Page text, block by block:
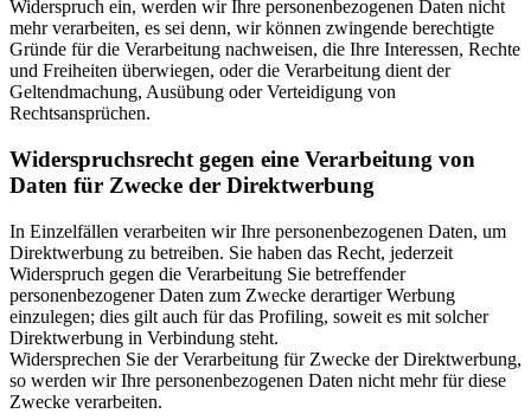
Widerspruch ein, werden wir Ihre personenbezogenen Daten nicht
mehr verarbeiten, es sei denn, wir können zwingende berechtigte
Gründe für die Verarbeitung nachweisen, die Ihre Interessen, Rechte
und Freiheiten überwiegen, oder die Verarbeitung dient der
Geltendmachung, Ausübung oder Verteidigung von
Rechtsansprüchen.
Widerspruchsrecht gegen eine Verarbeitung von
Daten für Zwecke der Direktwerbung
In Einzelfällen verarbeiten wir Ihre personenbezogenen Daten, um
Direktwerbung zu betreiben. Sie haben das Recht, jederzeit
Widerspruch gegen die Verarbeitung Sie betreffender
personenbezogener Daten zum Zwecke derartiger Werbung
einzulegen; dies gilt auch für das Profiling, soweit es mit solcher
Direktwerbung in Verbindung steht.
Widersprechen Sie der Verarbeitung für Zwecke der Direktwerbung,
so werden wir Ihre personenbezogenen Daten nicht mehr für diese
Zwecke verarbeiten.